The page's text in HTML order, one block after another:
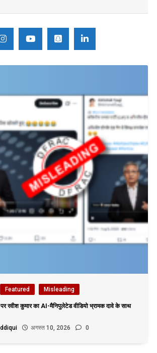
Featured Misleading
रवीश कुमार का AI-मैनिपुलेटेड वीडियो भ्रामक दावे के साथ
अगस्त 10, 2026 0